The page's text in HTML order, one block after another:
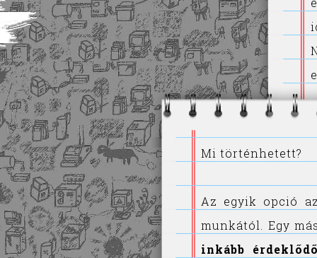
Mi történhetett?
Az egyik opció
munkától. Egy
inkább